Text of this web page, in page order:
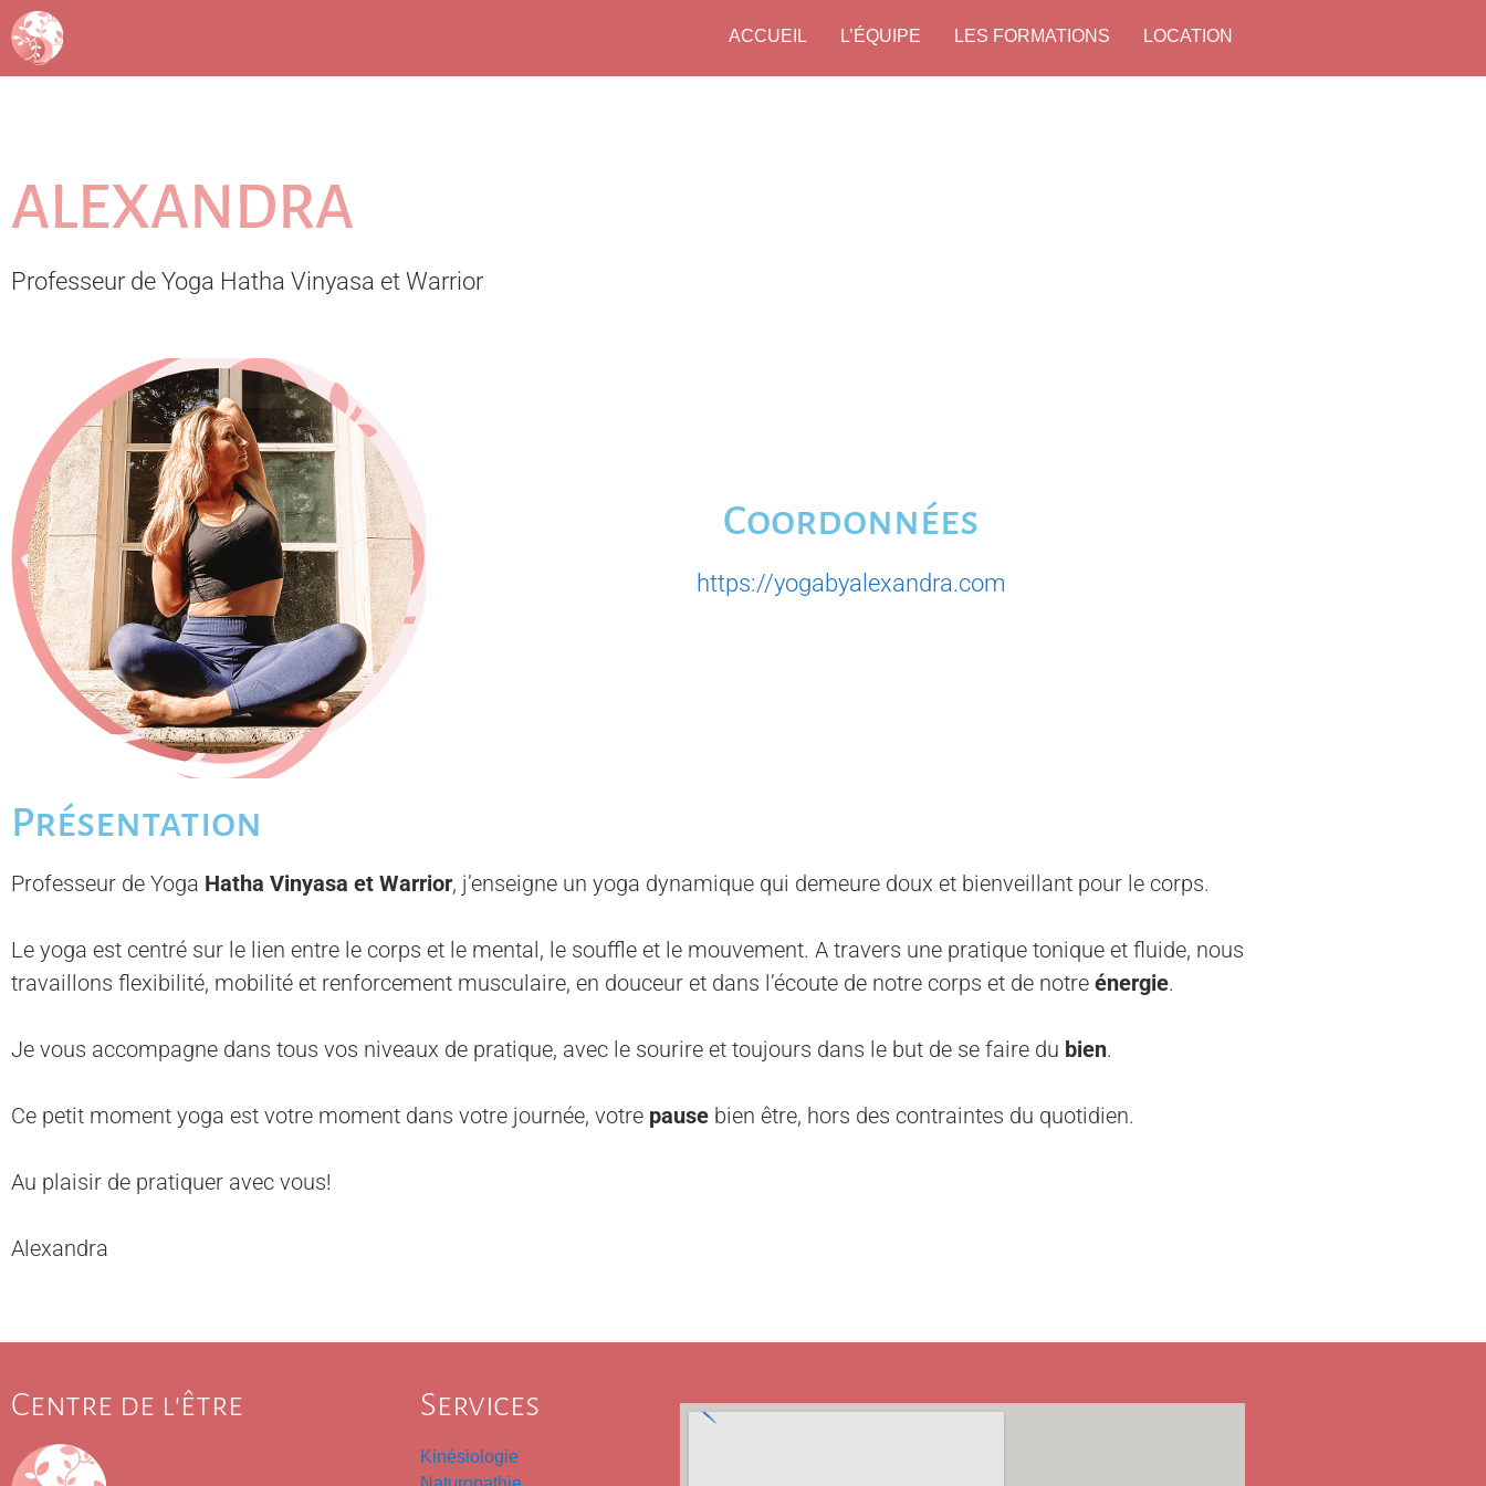
ACCUEIL L’ÉQUIPE LES FORMATIONS LOCATION
ALEXANDRA
Professeur de Yoga Hatha Vinyasa et Warrior
Coordonnées
https://yogabyalexandra.com
Présentation
Professeur de Yoga Hatha Vinyasa et Warrior, j’enseigne un yoga dynamique qui demeure doux et bienveillant pour le corps.
Le yoga est centré sur le lien entre le corps et le mental, le souffle et le mouvement. A travers une pratique tonique et fluide, nous
travaillons flexibilité, mobilité et renforcement musculaire, en douceur et dans l’écoute de notre corps et de notre énergie.
Je vous accompagne dans tous vos niveaux de pratique, avec le sourire et toujours dans le but de se faire du bien.
Ce petit moment yoga est votre moment dans votre journée, votre pause bien être, hors des contraintes du quotidien.
Au plaisir de pratiquer avec vous!
Alexandra
Centre de l'être Services
Kinésiologie